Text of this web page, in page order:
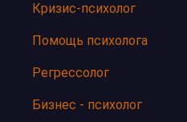
Кризис-психолог
Помощь психолога
Регрессолог
Бизнес - психолог